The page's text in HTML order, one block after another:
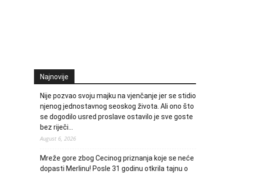
Najnovije
Nije pozvao svoju majku na vjenčanje jer se stidio
njenog jednostavnog seoskog života. Ali ono što
se dogodilo usred proslave ostavilo je sve goste
bez riječi…
August 6, 2026
Mreže gore zbog Cecinog priznanja koje se neće
dopasti Merlinu! Posle 31 godinu otkrila tajnu o